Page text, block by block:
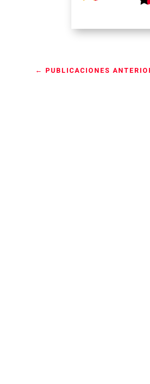
← PUBLICACIONES